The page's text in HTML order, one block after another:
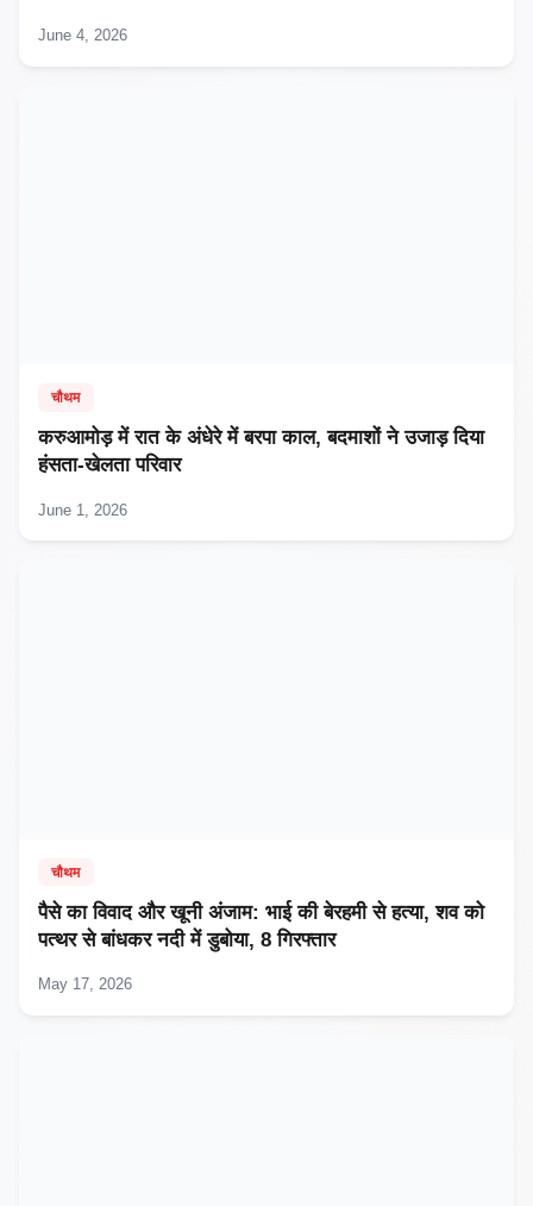
June 4, 2026
चौथम
करुआमोड़ में रात के अंधेरे में बरपा काल, बदमाशों ने उजाड़ दिया
हंसता-खेलता परिवार
June 1, 2026
चौथम
पैसे का विवाद और खूनी अंजाम: भाई की बेरहमी से हत्या, शव को
पत्थर से बांधकर नदी में डुबोया, 8 गिरफ्तार
May 17, 2026